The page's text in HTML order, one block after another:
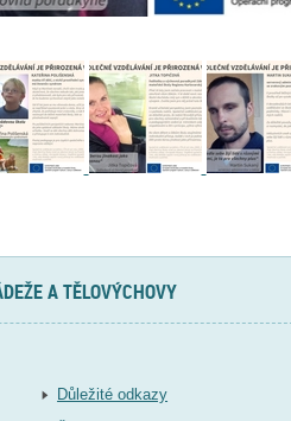
A TĚLOVÝCHOVY
Důležité odkazy